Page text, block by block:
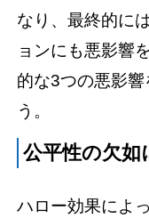
なり、最終的に
ョンにも悪影響
的な3つの悪影
う。
公平性の欠如
ハロー効果によ